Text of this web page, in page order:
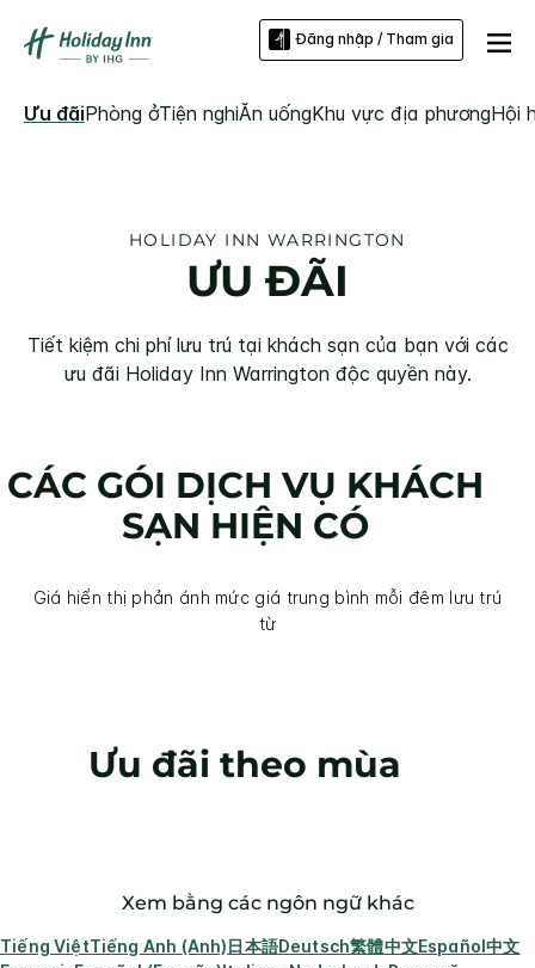
Đăng nhập / Tham gia
Ưu đãiPhòng ởTiện nghiĂn uốngKhu vực địa phươngHội
HOLIDAY INN WARRINGTON
ƯU ĐÃI
Tiết kiệm chi phí lưu trú tại khách sạn của bạn với các
ưu đãi Holiday Inn Warrington độc quyền này.
CÁC GÓI DỊCH VỤ KHÁCH
SẠN HIỆN CÓ
Giá hiển thị phản ánh mức giá trung bình mỗi đêm lưu trú
từ
Ưu đãi theo mùa
Xem bằng các ngôn ngữ khác
Tiếng ViệtTiếng Anh (Anh)日本語Deutsch繁體中文Español中文